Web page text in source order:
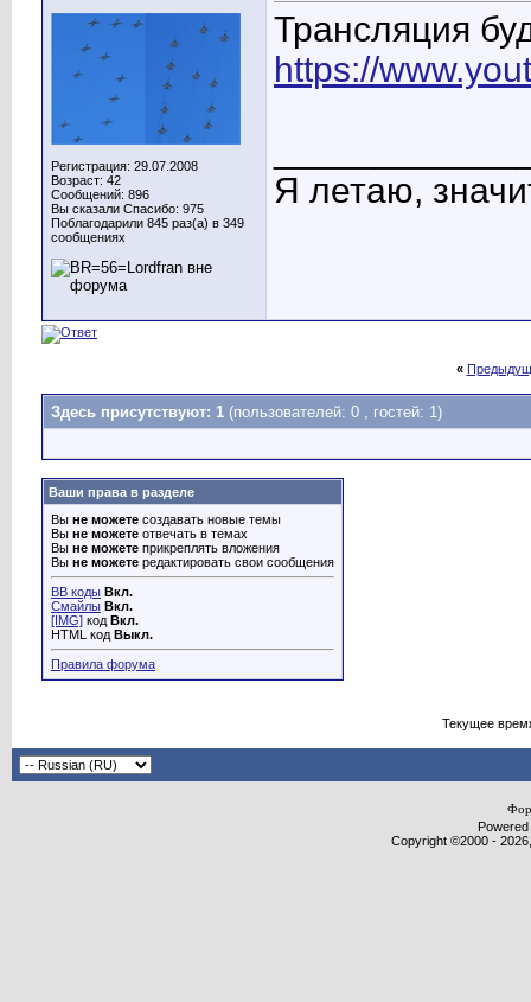
Регистрация: 29.07.2008
Возраст: 42
Сообщений: 896
Вы сказали Спасибо: 975
Поблагодарили 845 раз(а) в 349
сообщениях
Трансляция
https://
Я летаю,
«
Здесь присутствуют: 1 (пользователей: 0 , гостей: 1)
Ваши права в разделе
Вы не можете создавать новые темы
Вы не можете отвечать в темах
Вы не можете прикреплять вложения
Вы не можете редактировать свои сообщения
BB коды Вкл.
Смайлы Вкл.
[IMG] код Вкл.
HTML код Выкл.
Правила форума
Текущее
Copyright ©2000 -